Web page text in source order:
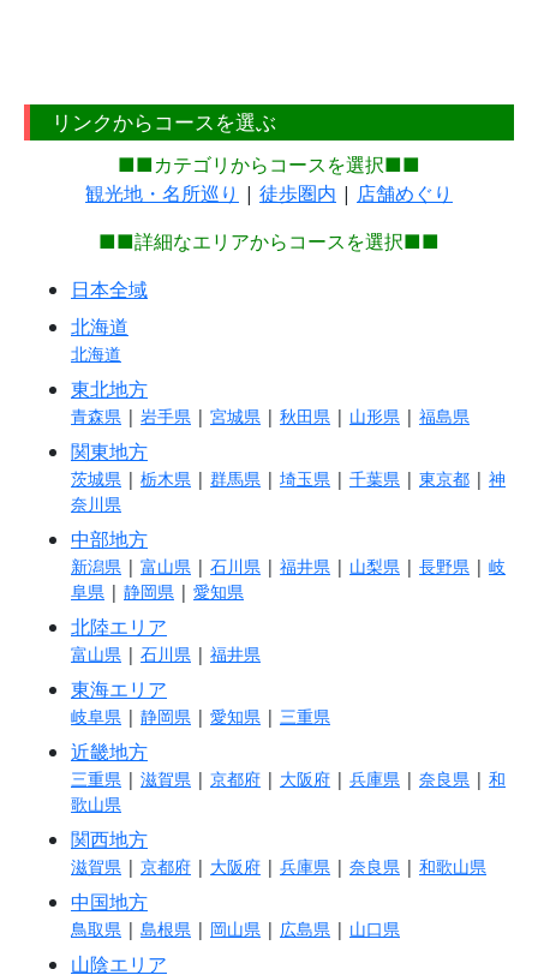
リンクからコースを選ぶ
■■カテゴリからコースを選択■■
観光地・名所巡り | 徒歩圏内 | 店舗めぐり
■■詳細なエリアからコースを選択■■
日本全域
北海道
北海道
東北地方
青森県 | 岩手県 | 宮城県 | 秋田県 | 山形県 | 福島県
関東地方
茨城県 | 栃木県 | 群馬県 | 埼玉県 | 千葉県 | 東京都 | 神
奈川県
中部地方
新潟県 | 富山県 | 石川県 | 福井県 | 山梨県 | 長野県 | 岐
阜県 | 静岡県 | 愛知県
北陸エリア
富山県 | 石川県 | 福井県
東海エリア
岐阜県 | 静岡県 | 愛知県 | 三重県
近畿地方
三重県 | 滋賀県 | 京都府 | 大阪府 | 兵庫県 | 奈良県 | 和
歌山県
関西地方
滋賀県 | 京都府 | 大阪府 | 兵庫県 | 奈良県 | 和歌山県
中国地方
鳥取県 | 島根県 | 岡山県 | 広島県 | 山口県
山陰エリア